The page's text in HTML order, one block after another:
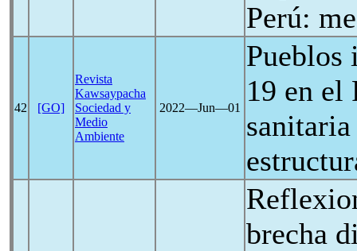
Perú:
42 [GO]
Revista
Kawsaypacha
Sociedad y
Medio
Ambiente
2022―Jun―01
19 en el
brecha